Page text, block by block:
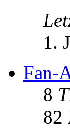
1.
Fan-
8
82